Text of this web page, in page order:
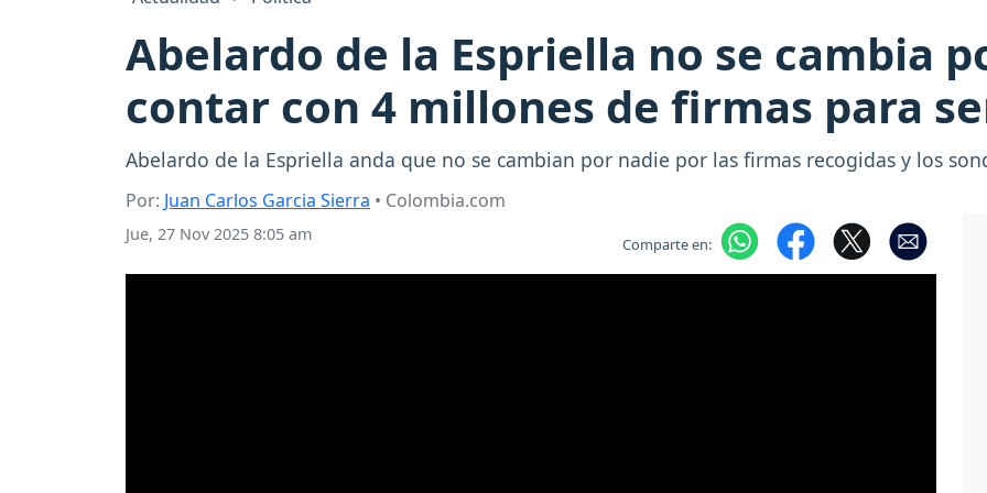
Abelardo de la Espriella no se cambia
contar con 4 millones de firmas para
Abelardo de la Espriella anda que no se cambian por nadie por las firmas recogidas y los
Por: Juan Carlos Garcia Sierra • Colombia.com
Jue, 27 Nov 2025 8:05 am Comparte en: